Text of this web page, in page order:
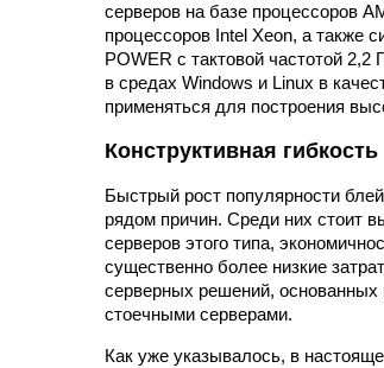
серверов на базе процессоров
процессоров Intel Xeon, а также
POWER с тактовой частотой 2,2
в средах Windows и Linux в
применяться для построения
Конструктивная гибкость
Быстрый рост популярности
рядом причин. Среди них стоит
серверов этого типа,
существенно более низкие
серверных решений,
стоечными серверами.
Как уже указывалось, в